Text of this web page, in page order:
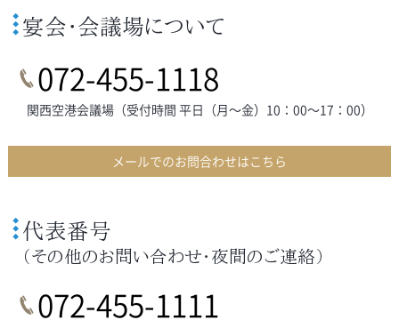
宴会・会議場について
072-455-1118
関西空港会議場（受付時間 平日（月～金）10：00～17：00）
メールでのお問合わせはこちら
代表番号
（その他のお問い合わせ・夜間のご連絡）
072-455-1111